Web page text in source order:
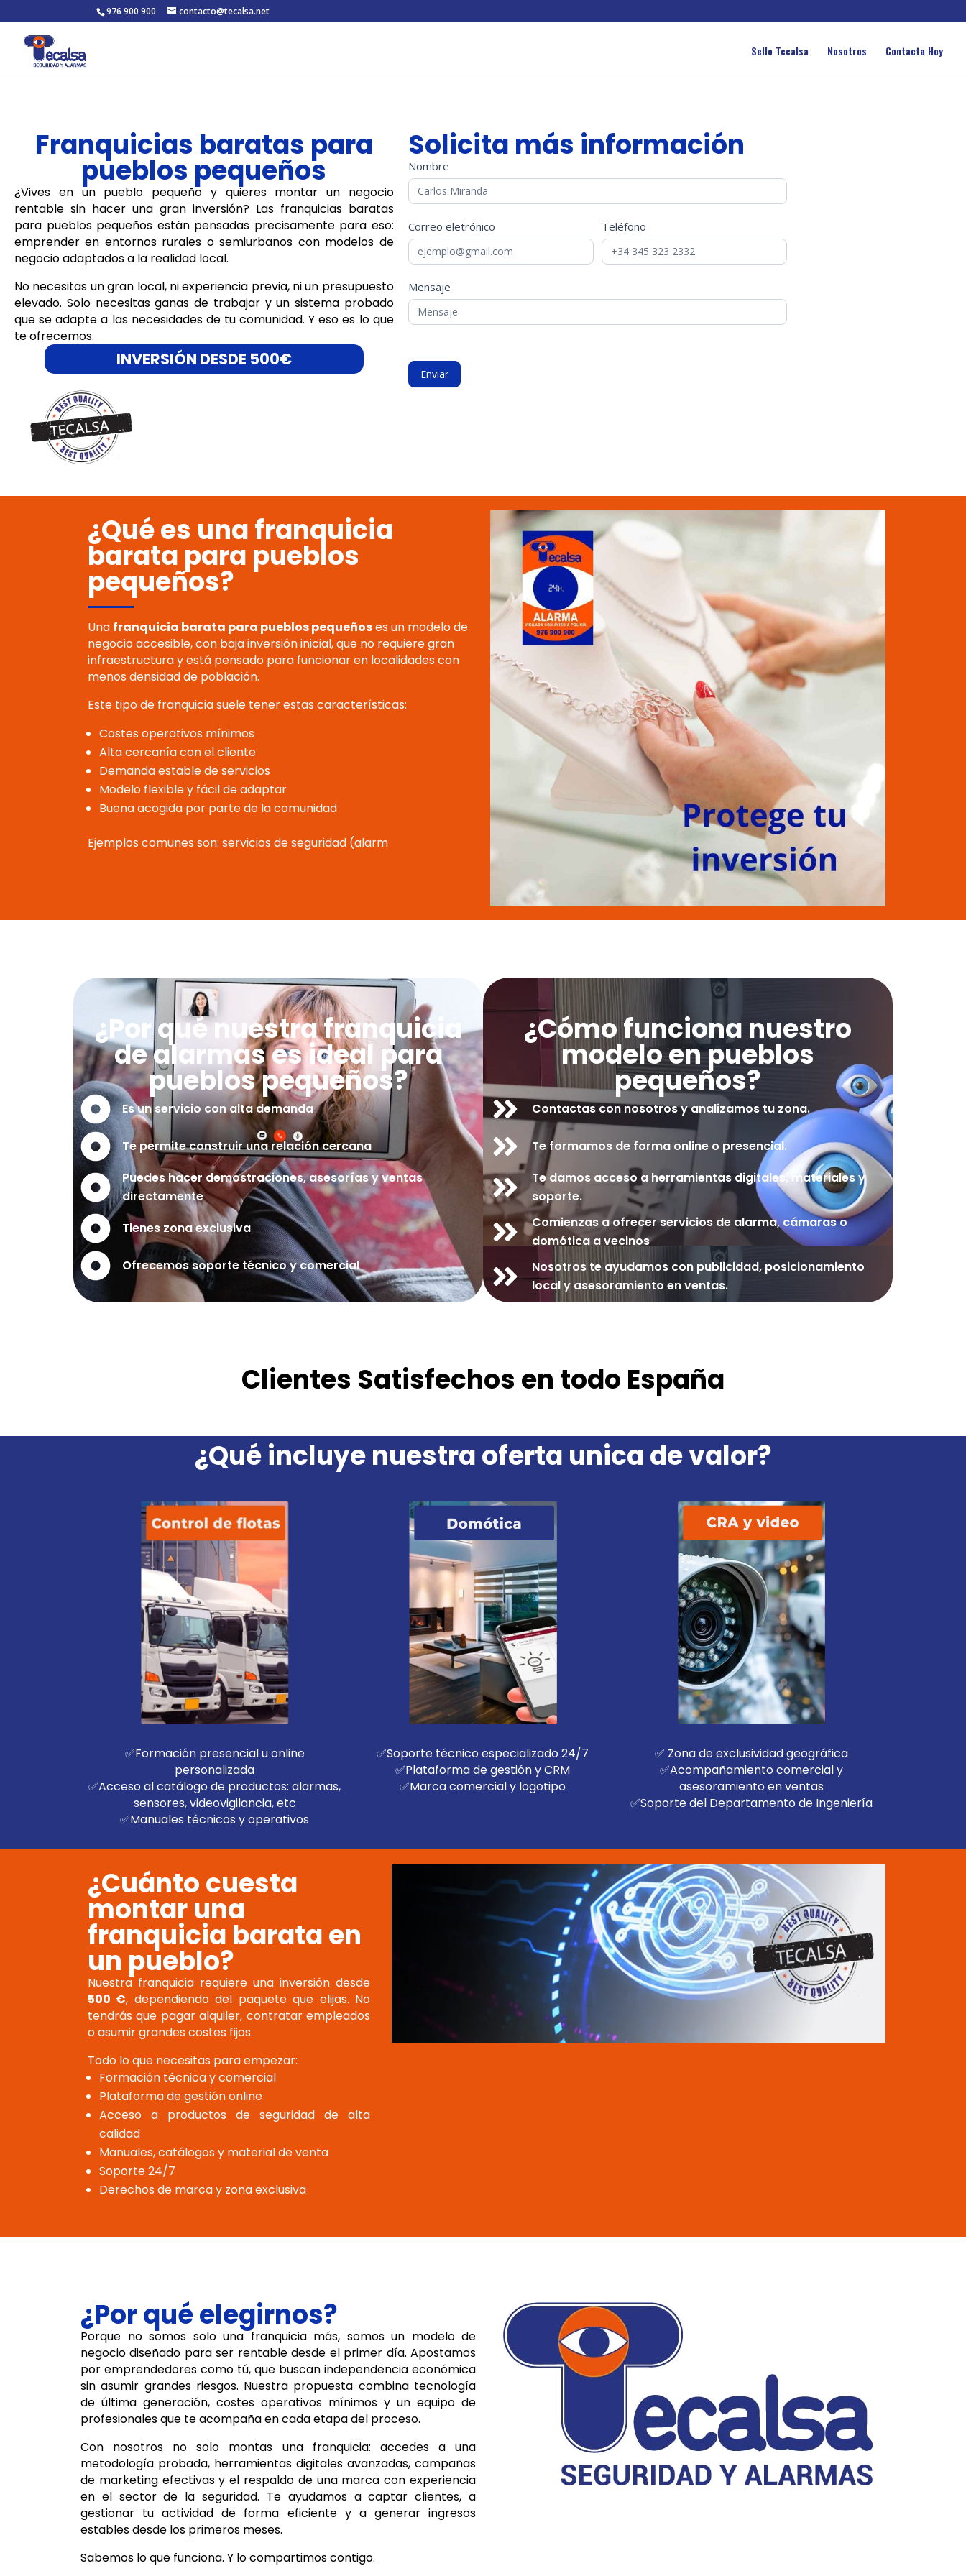
976 900 900 contacto@tecalsa.net
Sello Tecalsa Nosotros Contacta Hoy
Franquicias baratas para
pueblos pequeños
¿Vives en un pueblo pequeño y quieres montar un negocio
rentable sin hacer una gran inversión? Las franquicias baratas
para pueblos pequeños están pensadas precisamente para eso:
emprender en entornos rurales o semiurbanos con modelos de
negocio adaptados a la realidad local.
No necesitas un gran local, ni experiencia previa, ni un presupuesto
elevado. Solo necesitas ganas de trabajar y un sistema probado
que se adapte a las necesidades de tu comunidad. Y eso es lo que
te ofrecemos.
INVERSIÓN DESDE 500€
Solicita más información
Formulario
Contacto
Nombre
Correo eletrónico Teléfono
Mensaje
Enviar
Si
eres
humano,
este
campo
en
blanco.
¿Qué es una franquicia
barata para pueblos
pequeños?
Una franquicia barata para pueblos pequeñoses un modelo de
negocio accesible, con baja inversión inicial, que no requiere gran
infraestructura y está pensado para funcionar en localidades con
menos densidad de población.
Este tipo de franquicia suele tener estas características:
Costes operativos mínimos
Alta cercanía con el cliente
Demanda estable de servicios
Modelo flexible y fácil de adaptar
Buena acogida por parte de la comunidad
Ejemplos comunes son: servicios de seguridad (alarm
¿Por qué nuestra franquicia
de alarmas es ideal para
pueblos pequeños?
Es un servicio con alta demanda
Te permite construir una relación cercana
Puedes hacer demostraciones, asesorías y ventas
directamente
Tienes zona exclusiva
Ofrecemos soporte técnico y comercial
¿Cómo funciona nuestro
modelo en pueblos
pequeños?
Contactas con nosotros y analizamos tu zona.
Te formamos de forma online o presencial.
Te damos acceso a herramientas digitales, materiales y
soporte.
Comienzas a ofrecer servicios de alarma, cámaras o
domótica a vecinos
Nosotros te ayudamos con publicidad, posicionamiento
local y asesoramiento en ventas.
Clientes Satisfechos en todo España
¿Qué incluye nuestra oferta unica de valor?
✅Formación presencial u online
personalizada
✅Acceso al catálogo de productos: alarmas,
sensores, videovigilancia, etc
✅Manuales técnicos y operativos
✅Soporte técnico especializado 24/7
✅Plataforma de gestión y CRM
✅Marca comercial y logotipo
✅ Zona de exclusividad geográfica
✅Acompañamiento comercial y
asesoramiento en ventas
✅Soporte del Departamento de Ingeniería
¿Cuánto cuesta
montar una
franquicia barata en
un pueblo?
Nuestra franquicia requiere una inversión desde
500 €, dependiendo del paquete que elijas. No
tendrás que pagar alquiler, contratar empleados
o asumir grandes costes fijos.
Todo lo que necesitas para empezar:
Formación técnica y comercial
Plataforma de gestión online
Acceso a productos de seguridad de alta
calidad
Manuales, catálogos y material de venta
Soporte 24/7
Derechos de marca y zona exclusiva
¿Por qué elegirnos?
Porque no somos solo una franquicia más, somos un modelo de
negocio diseñado para ser rentable desde el primer día. Apostamos
por emprendedores como tú, que buscan independencia económica
sin asumir grandes riesgos. Nuestra propuesta combina tecnología
de última generación, costes operativos mínimos y un equipo de
profesionales que te acompaña en cada etapa del proceso.
Con nosotros no solo montas una franquicia: accedes a una
metodología probada, herramientas digitales avanzadas, campañas
de marketing efectivas y el respaldo de una marca con experiencia
en el sector de la seguridad. Te ayudamos a captar clientes, a
gestionar tu actividad de forma eficiente y a generar ingresos
estables desde los primeros meses.
Sabemos lo que funciona. Y lo compartimos contigo.